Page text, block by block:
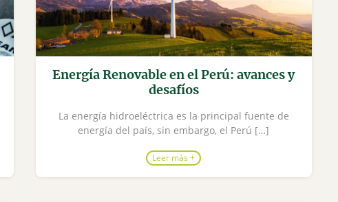
Energía Renovable en el Perú: avances y
desafíos
La energía hidroeléctrica es la principal fuente de
energía del país, sin embargo, el Perú […]
Leer más +